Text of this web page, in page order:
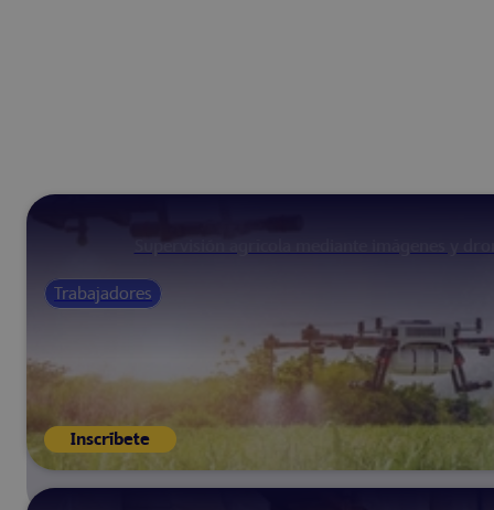
Supervisión agrícola mediante imágenes y
Trabajadores
Inscríbete